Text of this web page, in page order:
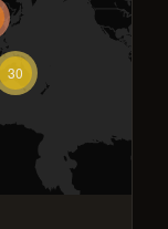
30